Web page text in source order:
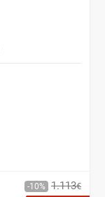
10 1.113€